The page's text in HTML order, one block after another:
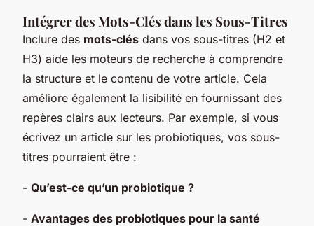
Intégrer des Mots-Clés dans les Sous-Titres
Inclure des mots-clés dans vos sous-titres (H2 et
H3) aide les moteurs de recherche à comprendre
la structure et le contenu de votre article. Cela
améliore également la lisibilité en fournissant des
repères clairs aux lecteurs. Par exemple, si vous
écrivez un article sur les probiotiques, vos sous-
titres pourraient être :
- Qu’est-ce qu’un probiotique ?
- Avantages des probiotiques pour la santé